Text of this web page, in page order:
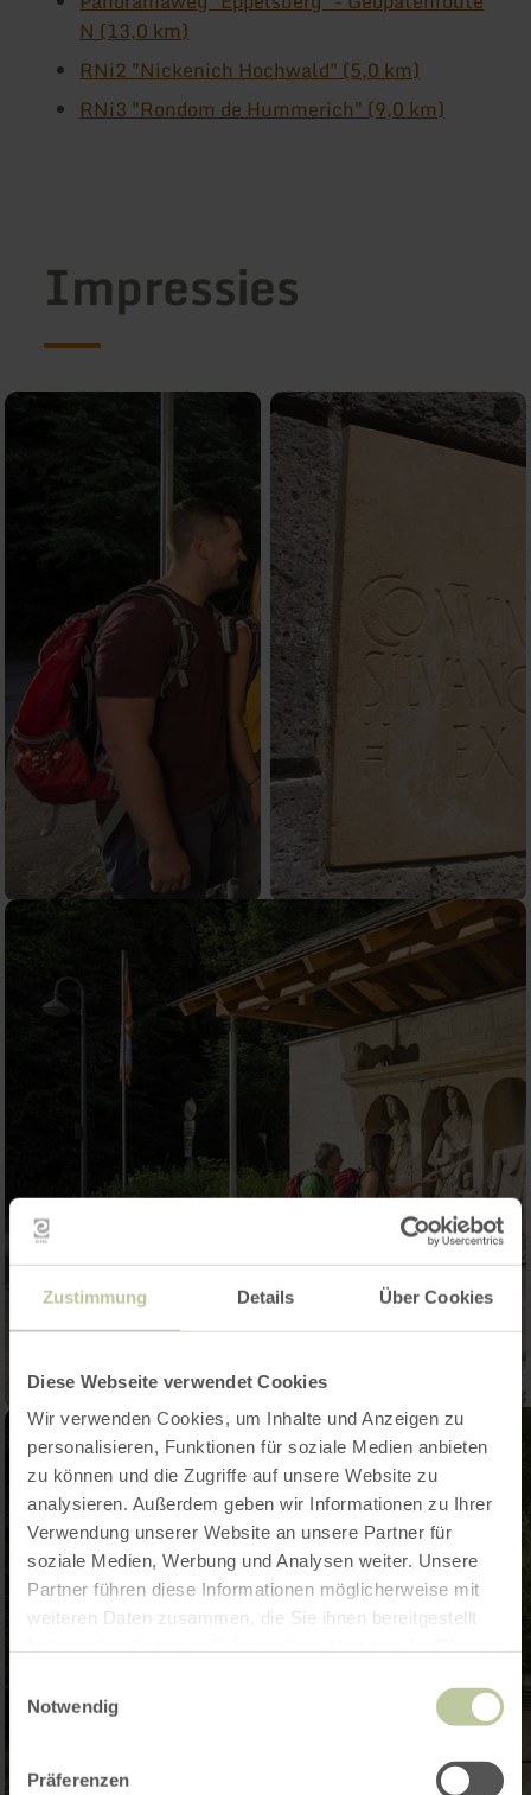
Zustimmung Details Über Cookies
Diese Webseite verwendet Cookies
Wir verwenden Cookies, um Inhalte und Anzeigen zu
personalisieren, Funktionen für soziale Medien anbieten
zu können und die Zugriffe auf unsere Website zu
analysieren. Außerdem geben wir Informationen zu Ihrer
Verwendung unserer Website an unsere Partner für
soziale Medien, Werbung und Analysen weiter. Unsere
Partner führen diese Informationen möglicherweise mit
weiteren Daten zusammen, die Sie ihnen bereitgestellt
Notwendig
Präferenzen
N (13,0 km)
RNi2 "Nickenich Hochwald" (5,0 km)
RNi3 "Rondom de Hummerich" (9,0 km)
Impressies